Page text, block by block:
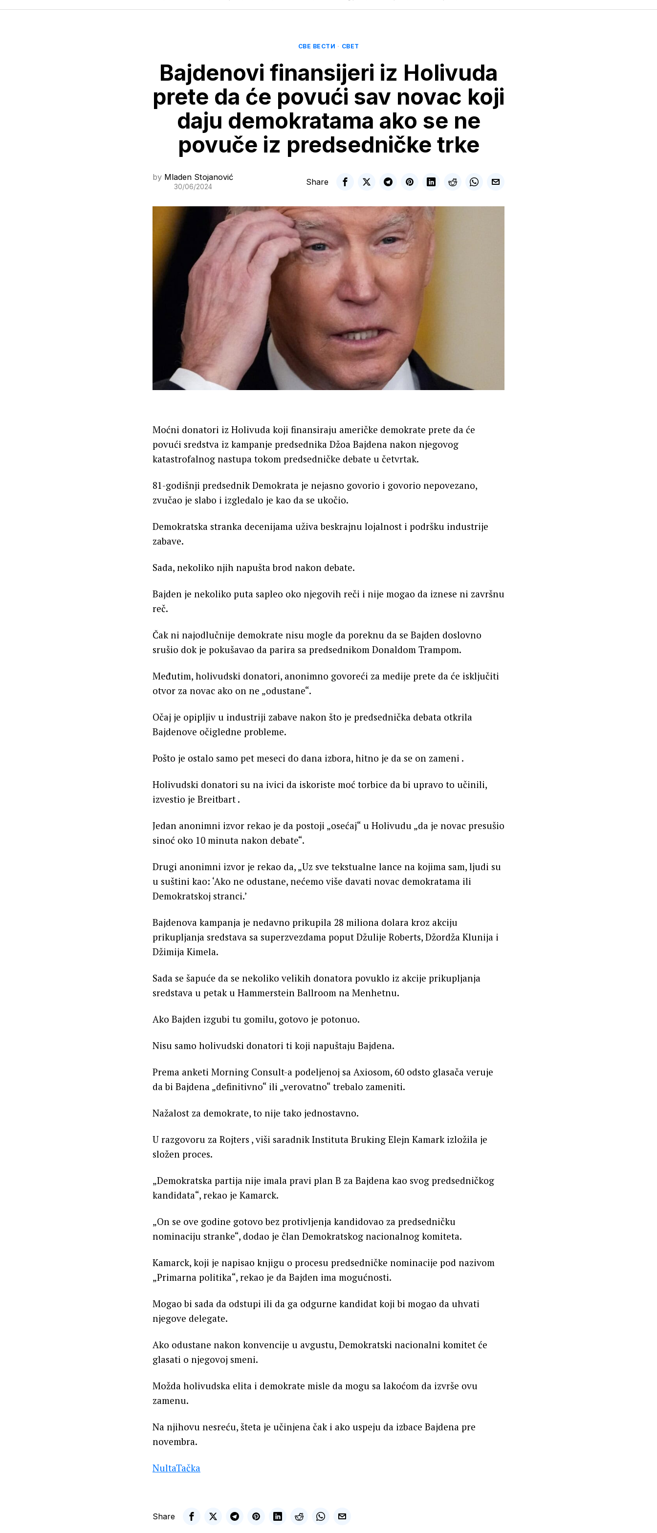
СВЕ ВЕСТИ · СВЕТ
Bajdenovi finansijeri iz Holivuda
prete da će povući sav novac koji
daju demokratama ako se ne
povuče iz predsedničke trke
by Mladen Stojanović
30/06/2024
Share
Moćni donatori iz Holivuda koji finansiraju američke demokrate prete da će
povući sredstva iz kampanje predsednika Džoa Bajdena nakon njegovog
katastrofalnog nastupa tokom predsedničke debate u četvrtak.
81-godišnji predsednik Demokrata je nejasno govorio i govorio nepovezano,
zvučao je slabo i izgledalo je kao da se ukočio.
Demokratska stranka decenijama uživa beskrajnu lojalnost i podršku industrije
zabave.
Sada, nekoliko njih napušta brod nakon debate.
Bajden je nekoliko puta sapleo oko njegovih reči i nije mogao da iznese ni završnu
reč.
Čak ni najodlučnije demokrate nisu mogle da poreknu da se Bajden doslovno
srušio dok je pokušavao da parira sa predsednikom Donaldom Trampom.
Međutim, holivudski donatori, anonimno govoreći za medije prete da će isključiti
otvor za novac ako on ne „odustane“.
Očaj je opipljiv u industriji zabave nakon što je predsednička debata otkrila
Bajdenove očigledne probleme.
Pošto je ostalo samo pet meseci do dana izbora, hitno je da se on zameni .
Holivudski donatori su na ivici da iskoriste moć torbice da bi upravo to učinili,
izvestio je Breitbart .
Jedan anonimni izvor rekao je da postoji „osećaj“ u Holivudu „da je novac presušio
sinoć oko 10 minuta nakon debate“.
Drugi anonimni izvor je rekao da, „Uz sve tekstualne lance na kojima sam, ljudi su
u suštini kao: ‘Ako ne odustane, nećemo više davati novac demokratama ili
Demokratskoj stranci.’
Bajdenova kampanja je nedavno prikupila 28 miliona dolara kroz akciju
prikupljanja sredstava sa superzvezdama poput Džulije Roberts, Džordža Klunija i
Džimija Kimela.
Sada se šapuće da se nekoliko velikih donatora povuklo iz akcije prikupljanja
sredstava u petak u Hammerstein Ballroom na Menhetnu.
Ako Bajden izgubi tu gomilu, gotovo je potonuo.
Nisu samo holivudski donatori ti koji napuštaju Bajdena.
Prema anketi Morning Consult-a podeljenoj sa Axiosom, 60 odsto glasača veruje
da bi Bajdena „definitivno“ ili „verovatno“ trebalo zameniti.
Nažalost za demokrate, to nije tako jednostavno.
U razgovoru za Rojters , viši saradnik Instituta Bruking Elejn Kamark izložila je
složen proces.
„Demokratska partija nije imala pravi plan B za Bajdena kao svog predsedničkog
kandidata“, rekao je Kamarck.
„On se ove godine gotovo bez protivljenja kandidovao za predsedničku
nominaciju stranke“, dodao je član Demokratskog nacionalnog komiteta.
Kamarck, koji je napisao knjigu o procesu predsedničke nominacije pod nazivom
„Primarna politika“, rekao je da Bajden ima mogućnosti.
Mogao bi sada da odstupi ili da ga odgurne kandidat koji bi mogao da uhvati
njegove delegate.
Ako odustane nakon konvencije u avgustu, Demokratski nacionalni komitet će
glasati o njegovoj smeni.
Možda holivudska elita i demokrate misle da mogu sa lakoćom da izvrše ovu
zamenu.
Na njihovu nesreću, šteta je učinjena čak i ako uspeju da izbace Bajdena pre
novembra.
NultaTačka
Share